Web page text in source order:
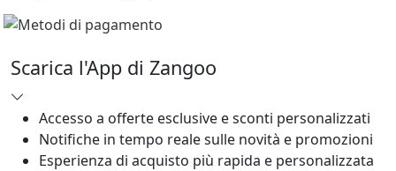
Scarica l'App di Zangoo
Accesso a offerte esclusive e sconti personalizzati
Notifiche in tempo reale sulle novità e promozioni
Esperienza di acquisto più rapida e personalizzata